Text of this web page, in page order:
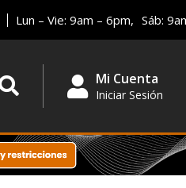
Lun – Vie: 9am – 6pm, Sáb:
Mi Cuenta
Iniciar Sesión